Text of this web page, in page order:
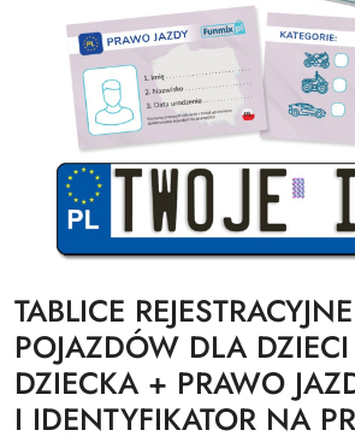
TABLICE
POJAZDÓW DLA
DZIECKA + PRAWO
I IDENTYFIKATOR NA